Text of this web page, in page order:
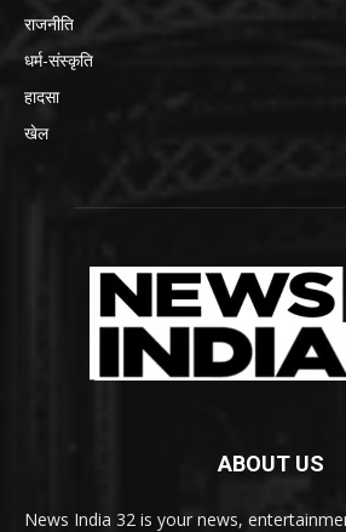
राजनीति
धर्म-संस्कृति
हादसा
खेल
ABOUT US
News India 32 is your news,